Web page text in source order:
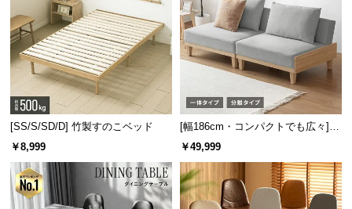
規
約
に
つ
い
て
お
客
[SS/S/SD/D] 竹製すのこベッド
￥8,999
[幅186cm・コンパクトでも広々] 3
人掛けソファベッド リクライニン
￥49,999